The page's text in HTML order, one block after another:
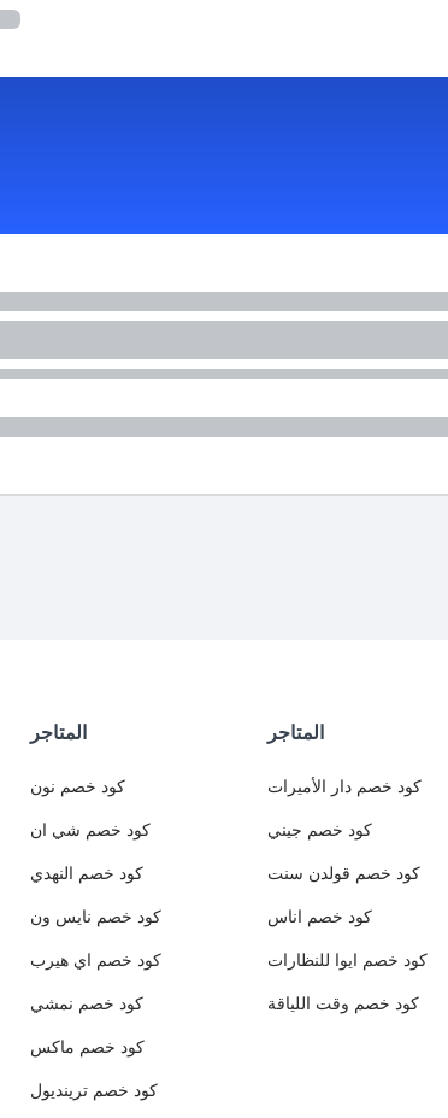
المتاجر
كود خصم نون
كود خصم شي ان
كود خصم النهدي
كود خصم نايس ون
كود خصم اي هيرب
كود خصم نمشي
كود خصم ماكس
كود خصم ترينديول
المتاجر
كود خصم دار الأميرات
كود خصم جيني
كود خصم قولدن سنت
كود خصم اناس
كود خصم ايوا للنظارات
كود خصم وقت اللياقة